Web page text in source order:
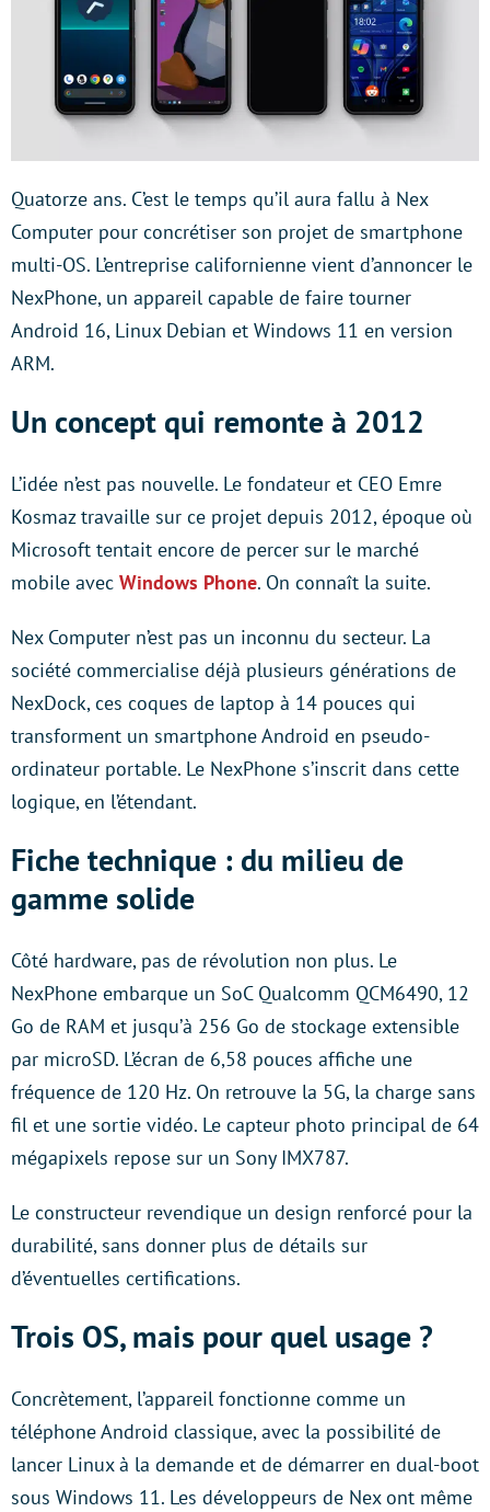
Quatorze ans. C’est le temps qu’il aura fallu à Nex
Computer pour concrétiser son projet de smartphone
multi-OS. L’entreprise californienne vient d’annoncer le
NexPhone, un appareil capable de faire tourner
Android 16, Linux Debian et Windows 11 en version
ARM.
Un concept qui remonte à 2012
L’idée n’est pas nouvelle. Le fondateur et CEO Emre
Kosmaz travaille sur ce projet depuis 2012, époque où
Microsoft tentait encore de percer sur le marché
mobile avec Windows Phone. On connaît la suite.
Nex Computer n’est pas un inconnu du secteur. La
société commercialise déjà plusieurs générations de
NexDock, ces coques de laptop à 14 pouces qui
transforment un smartphone Android en pseudo-
ordinateur portable. Le NexPhone s’inscrit dans cette
logique, en l’étendant.
Fiche technique : du milieu de
gamme solide
Côté hardware, pas de révolution non plus. Le
NexPhone embarque un SoC Qualcomm QCM6490, 12
Go de RAM et jusqu’à 256 Go de stockage extensible
par microSD. L’écran de 6,58 pouces affiche une
fréquence de 120 Hz. On retrouve la 5G, la charge sans
fil et une sortie vidéo. Le capteur photo principal de 64
mégapixels repose sur un Sony IMX787.
Le constructeur revendique un design renforcé pour la
durabilité, sans donner plus de détails sur
d’éventuelles certifications.
Trois OS, mais pour quel usage ?
Concrètement, l’appareil fonctionne comme un
téléphone Android classique, avec la possibilité de
lancer Linux à la demande et de démarrer en dual-boot
sous Windows 11. Les développeurs de Nex ont même